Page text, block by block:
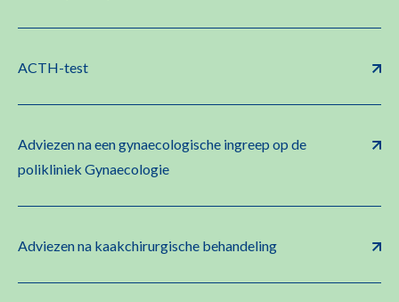
ACTH-test
Adviezen na een gynaecologische ingreep op de
polikliniek Gynaecologie
Adviezen na kaakchirurgische behandeling